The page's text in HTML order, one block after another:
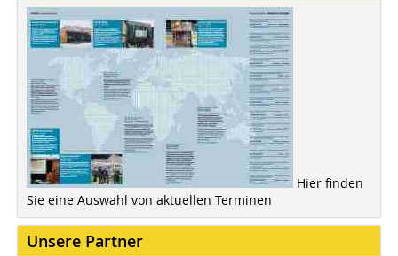
Hier finden
Sie eine Auswahl von aktuellen Terminen
Unsere Partner